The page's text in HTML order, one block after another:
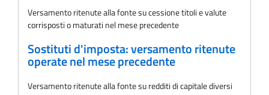
Versamento ritenute alla fonte su cessione titoli e valute
corrisposti o maturati nel mese precedente
Sostituti d'imposta: versamento ritenute
operate nel mese precedente
Versamento ritenute alla fonte su redditi di capitale diversi